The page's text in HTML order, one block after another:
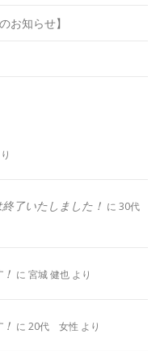
お知らせ】
了いたしました！ に 30代
に 宮城 健也 より
に 20代 女性 より